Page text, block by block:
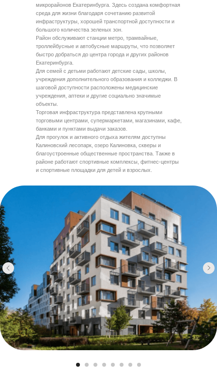
микрорайонов Екатеринбурга. Здесь создана комфортная
среда для жизни благодаря сочетанию развитой
инфраструктуры, хорошей транспортной доступности и
большого количества зеленых зон.
Район обслуживают станции метро, трамвайные,
троллейбусные и автобусные маршруты, что позволяет
быстро добраться до центра города и других районов
Екатеринбурга.
Для семей с детьми работают детские сады, школы,
учреждения дополнительного образования и колледжи. В
шаговой доступности расположены медицинские
учреждения, аптеки и другие социально значимые
объекты.
Торговая инфраструктура представлена крупными
торговыми центрами, супермаркетами, магазинами, кафе,
банками и пунктами выдачи заказов.
Для прогулок и активного отдыха жителям доступны
Калиновский лесопарк, озеро Калиновка, скверы и
благоустроенные общественные пространства. Также в
районе работают спортивные комплексы, фитнес-центры
и спортивные площадки для детей и взрослых.